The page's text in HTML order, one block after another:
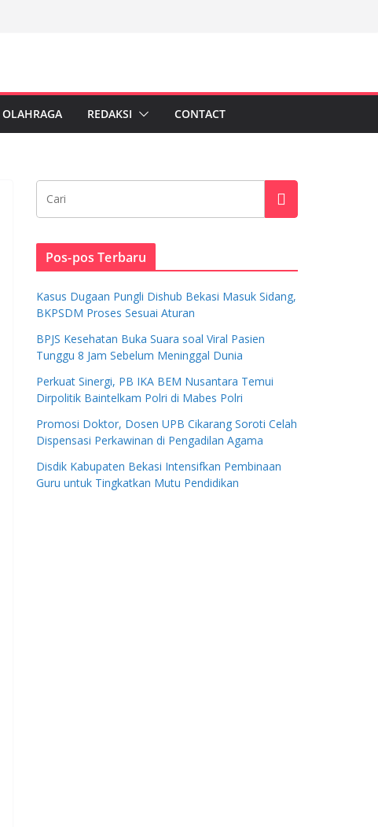
OLAHRAGA REDAKSI CONTACT
Pos-pos Terbaru
Kasus Dugaan Pungli Dishub Bekasi Masuk Sidang,
BKPSDM Proses Sesuai Aturan
BPJS Kesehatan Buka Suara soal Viral Pasien
Tunggu 8 Jam Sebelum Meninggal Dunia
Perkuat Sinergi, PB IKA BEM Nusantara Temui
Dirpolitik Baintelkam Polri di Mabes Polri
Promosi Doktor, Dosen UPB Cikarang Soroti Celah
Dispensasi Perkawinan di Pengadilan Agama
Disdik Kabupaten Bekasi Intensifkan Pembinaan
Guru untuk Tingkatkan Mutu Pendidikan